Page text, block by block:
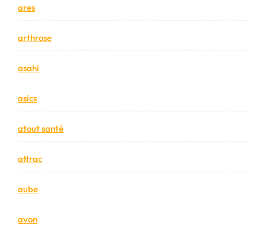
ares
arthrose
asahi
asics
atout santé
attrac
aube
avon